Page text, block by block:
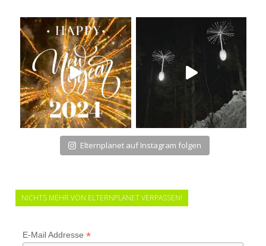
Elternplanet auf Instagram folgen
NICHTS MEHR VON ELTERNPLANET VERPASSEN!
E-Mail Addresse *